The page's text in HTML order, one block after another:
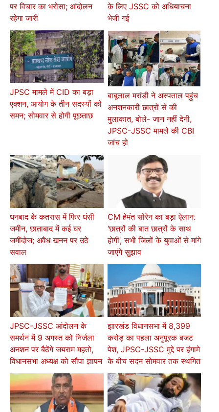
पर विचार का भरोसा; आंदोलन
रहेगा जारी
के लिए JSSC को अधियाचना
भेजी गई
JPSC मामले में CID का बड़ा
एक्शन, आयोग के तीन सदस्यों को
समन; सोमवार से होगी पूछताछ
बाबूलाल मरांडी ने अस्पताल पहुंच
अनशनकारी छात्रों से की
मुलाकात, बोले- जान नहीं देनी,
JPSC-JSSC मामले की CBI
जांच हो
धनबाद के कतरास में फिर धंसी
जमीन, छाताबाद में कई घर
जमींदोज; अवैध खनन पर उठे
सवाल
CM हेमंत सोरेन का बड़ा ऐलान:
‘छात्रों की बात छात्रों के साथ
होगी’, सभी जिलों के युवाओं से मांगे
जाएंगे सुझाव
JPSC-JSSC आंदोलन के
समर्थन में 9 अगस्त को निर्जला
अनशन पर बैठेंगे जयराम महतो,
विधानसभा अध्यक्ष को सौंपा ज्ञापन
झारखंड विधानसभा में 8,399
करोड़ का पहला अनुपूरक बजट
पेश, JPSC-JSSC मुद्दे पर हंगामे
के बीच सदन सोमवार तक स्थगित